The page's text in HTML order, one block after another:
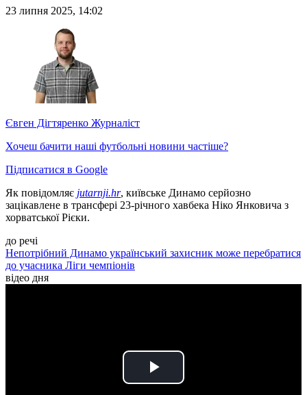
23 липня 2025, 14:02
Євген Дігтяренко Журналіст
Хочеш бачити наші футбольні новини частіше?
Підписатися в Google
Як повідомляє jutarnji.hr, київське Динамо серйозно
зацікавлене в трансфері 23-річного хавбека Ніко Янковича з
хорватської Рієки.
до речі
Непотрібний Динамо український захисник може перебратися
до учасника Ліги чемпіонів
відео дня
Play